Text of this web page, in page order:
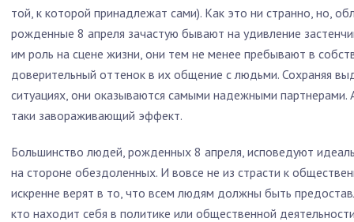
той, к которой принадлежат сами). Как это ни странно, но,
рожденные 8 апреля зачастую бывают на удивление
им роль на сцене жизни, они тем не менее пребывают в
доверительный оттенок в их общение с людьми. Сохраняя
ситуациях, они оказываются самыми надежными партнерами.
таки завораживающий эффект.
Большинство людей, рожденных 8 апреля, исповедуют
на стороне обездоленных. И вовсе не из страсти к
искренне верят в то, что всем людям должны быть
кто находит себя в политике или общественной